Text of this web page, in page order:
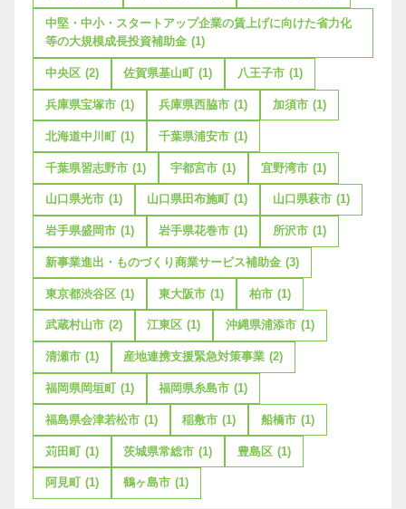
中堅・中小・スタートアップ企業の賃上げに向けた省力化
等の大規模成長投資補助金 (1)
中央区 (2) 佐賀県基山町 (1) 八王子市 (1)
兵庫県宝塚市 (1) 兵庫県西脇市 (1) 加須市 (1)
北海道中川町 (1) 千葉県浦安市 (1)
千葉県習志野市 (1) 宇都宮市 (1) 宜野湾市 (1)
山口県光市 (1) 山口県田布施町 (1) 山口県萩市 (1)
岩手県盛岡市 (1) 岩手県花巻市 (1) 所沢市 (1)
新事業進出・ものづくり商業サービス補助金 (3)
東京都渋谷区 (1) 東大阪市 (1) 柏市 (1)
武蔵村山市 (2) 江東区 (1) 沖縄県浦添市 (1)
清瀬市 (1) 産地連携支援緊急対策事業 (2)
福岡県岡垣町 (1) 福岡県糸島市 (1)
福島県会津若松市 (1) 稲敷市 (1) 船橋市 (1)
苅田町 (1) 茨城県常総市 (1) 豊島区 (1)
阿見町 (1) 鶴ヶ島市 (1)